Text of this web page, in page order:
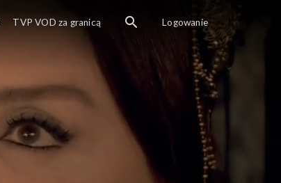
TVP VOD za granicą Logowanie